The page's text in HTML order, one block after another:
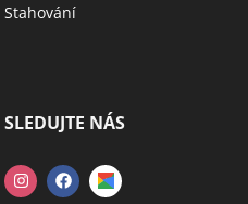
Stahování
SLEDUJTE NÁS